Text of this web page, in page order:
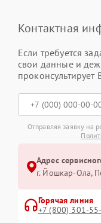
Контактная
Если требуется
свои данные и
проконсультирует
Отправляя заявку на
Адрес
г. Йошкар-Ола,
Горячая линия
+7 (800) 301-